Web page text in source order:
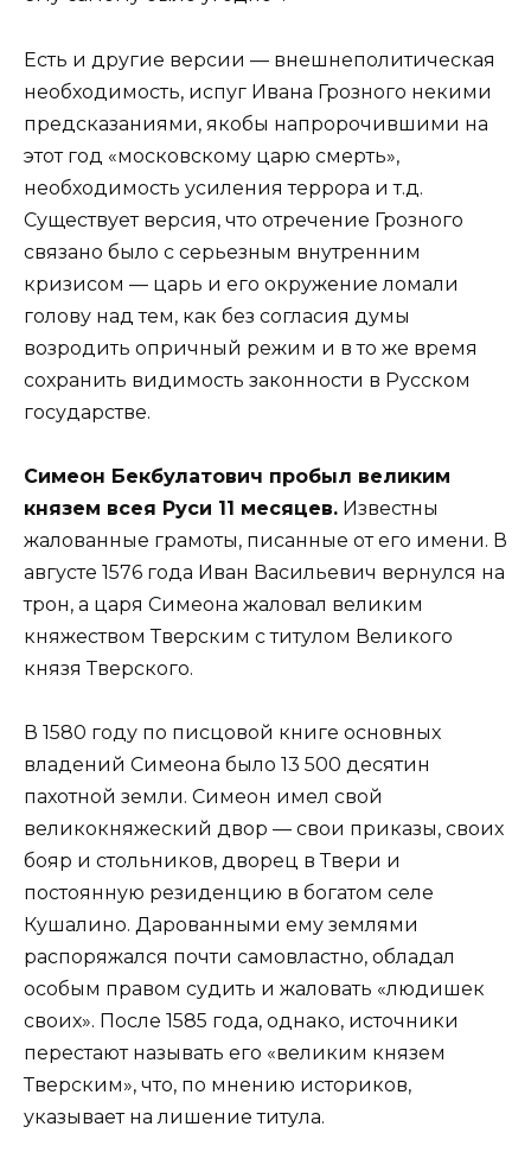
Есть и другие версии — внешнеполитическая
необходимость, испуг Ивана Грозного некими
предсказаниями, якобы напророчившими на
этот год «московскому царю смерть»,
необходимость усиления террора и т.д.
Существует версия, что отречение Грозного
связано было с серьезным внутренним
кризисом — царь и его окружение ломали
голову над тем, как без согласия думы
возродить опричный режим и в то же время
сохранить видимость законности в Русском
государстве.
Симеон Бекбулатович пробыл великим
князем всея Руси 11 месяцев. Известны
жалованные грамоты, писанные от его имени. В
августе 1576 года Иван Васильевич вернулся на
трон, а царя Симеона жаловал великим
княжеством Тверским с титулом Великого
князя Тверского.
В 1580 году по писцовой книге основных
владений Симеона было 13 500 десятин
пахотной земли. Симеон имел свой
великокняжеский двор — свои приказы, своих
бояр и стольников, дворец в Твери и
постоянную резиденцию в богатом селе
Кушалино. Дарованными ему землями
распоряжался почти самовластно, обладал
особым правом судить и жаловать «людишек
своих». После 1585 года, однако, источники
перестают называть его «великим князем
Тверским», что, по мнению историков,
указывает на лишение титула.